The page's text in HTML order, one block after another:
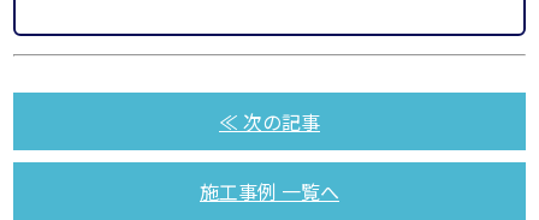
≪ 次の記事
施工事例 一覧へ